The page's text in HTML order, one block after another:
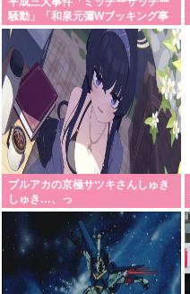
騒動」「和泉元彌Wブッキング事
件」あとひとつは？
ブルアカの京極サツキさんしゅき
しゅき…、っ